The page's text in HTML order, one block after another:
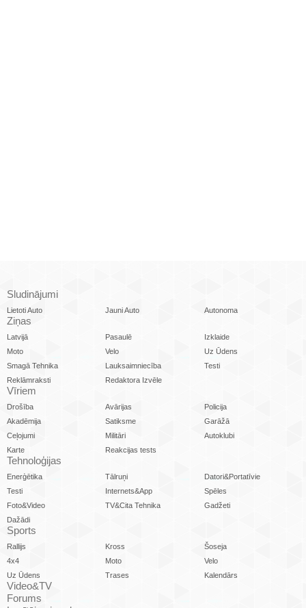
Sludinājumi
Lietoti Auto Jauni Auto Autonoma
Ziņas
Latvijā Pasaulē
Izklaide
Moto
Velo
Uz Ūdens
Smagā Tehnika
Lauksaimniecība
Testi
Reklāmraksti
Redaktora Izvēle
Vīriem
Drošība Avārijas
Policija
Akadēmija
Satiksme
Garāžā
Ceļojumi
Militāri
Autoklubi
Karte
Reakcijas tests
Tehnoloģijas
Enerģētika Tālruņi
Datori&Portatīvie
Testi
Internets&App
Spēles
Foto&Video
TV&Cita Tehnika
Gadžeti
Dažādi
Sports
Rallijs Kross
Šoseja
4x4
Moto
Velo
Uz Ūdens
Trases Kalendārs
Video&TV
Forums